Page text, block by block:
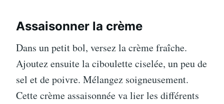
Assaisonner la crème
Dans un petit bol, versez la crème fraîche.
Ajoutez ensuite la ciboulette ciselée, un peu de
sel et de poivre. Mélangez soigneusement.
Cette crème assaisonnée va lier les différents